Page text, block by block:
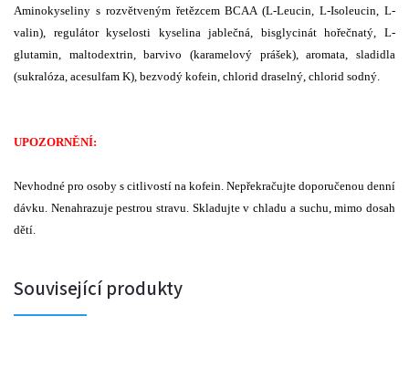
Aminokyseliny s rozvětveným řetězcem BCAA (L-Leucin, L-Isoleucin, L-
valin), regulátor kyselosti kyselina jablečná, bisglycinát hořečnatý, L-
glutamin, maltodextrin, barvivo (karamelový prášek), aromata, sladidla
(sukralóza, acesulfam K), bezvodý kofein, chlorid draselný, chlorid sodný.
UPOZORNĚNÍ:
Nevhodné pro osoby s citlivostí na kofein. Nepřekračujte doporučenou denní
dávku. Nenahrazuje pestrou stravu. Skladujte v chladu a suchu, mimo dosah
dětí.
Související produkty